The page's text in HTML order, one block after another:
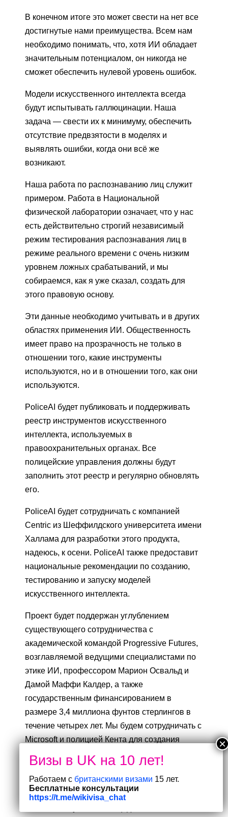
В конечном итоге это может свести на нет все
достигнутые нами преимущества. Всем нам
необходимо понимать, что, хотя ИИ обладает
значительным потенциалом, он никогда не
сможет обеспечить нулевой уровень ошибок.
Модели искусственного интеллекта всегда
будут испытывать галлюцинации. Наша
задача — свести их к минимуму, обеспечить
отсутствие предвзятости в моделях и
выявлять ошибки, когда они всё же
возникают.
Наша работа по распознаванию лиц служит
примером. Работа в Национальной
физической лаборатории означает, что у нас
есть действительно строгий независимый
режим тестирования распознавания лиц в
режиме реального времени с очень низким
уровнем ложных срабатываний, и мы
собираемся, как я уже сказал, создать для
этого правовую основу.
Эти данные необходимо учитывать и в других
областях применения ИИ. Общественность
имеет право на прозрачность не только в
отношении того, какие инструменты
используются, но и в отношении того, как они
используются.
PoliceAI будет публиковать и поддерживать
реестр инструментов искусственного
интеллекта, используемых в
правоохранительных органах. Все
полицейские управления должны будут
заполнить этот реестр и регулярно обновлять
его.
PoliceAI будет сотрудничать с компанией
Centric из Шеффилдского университета имени
Халлама для разработки этого продукта,
надеюсь, к осени. PoliceAI также предоставит
национальные рекомендации по созданию,
тестированию и запуску моделей
искусственного интеллекта.
Проект будет поддержан углублением
существующего сотрудничества с
академической командой Progressive Futures,
возглавляемой ведущими специалистами по
этике ИИ, профессором Марион Освальд и
Дамой Маффи Калдер, а также
государственным финансированием в
размере 3,4 миллиона фунтов стерлингов в
течение четырех лет. Мы будем сотрудничать с
Microsoft и полицией Кента для создания
ориентированного на максимально
эффективное использование этого
инструмента и его ответственное применение.
Работаем с британскими визами 15 лет.
Бесплатные консультации
https://t.me/wikivisa_chat